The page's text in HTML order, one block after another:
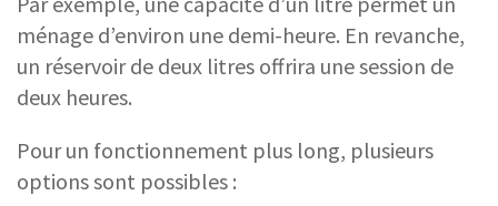
ménage d’environ une demi-heure. En revanche,
un réservoir de deux litres offrira une session de
deux heures.
Pour un fonctionnement plus long, plusieurs
options sont possibles :